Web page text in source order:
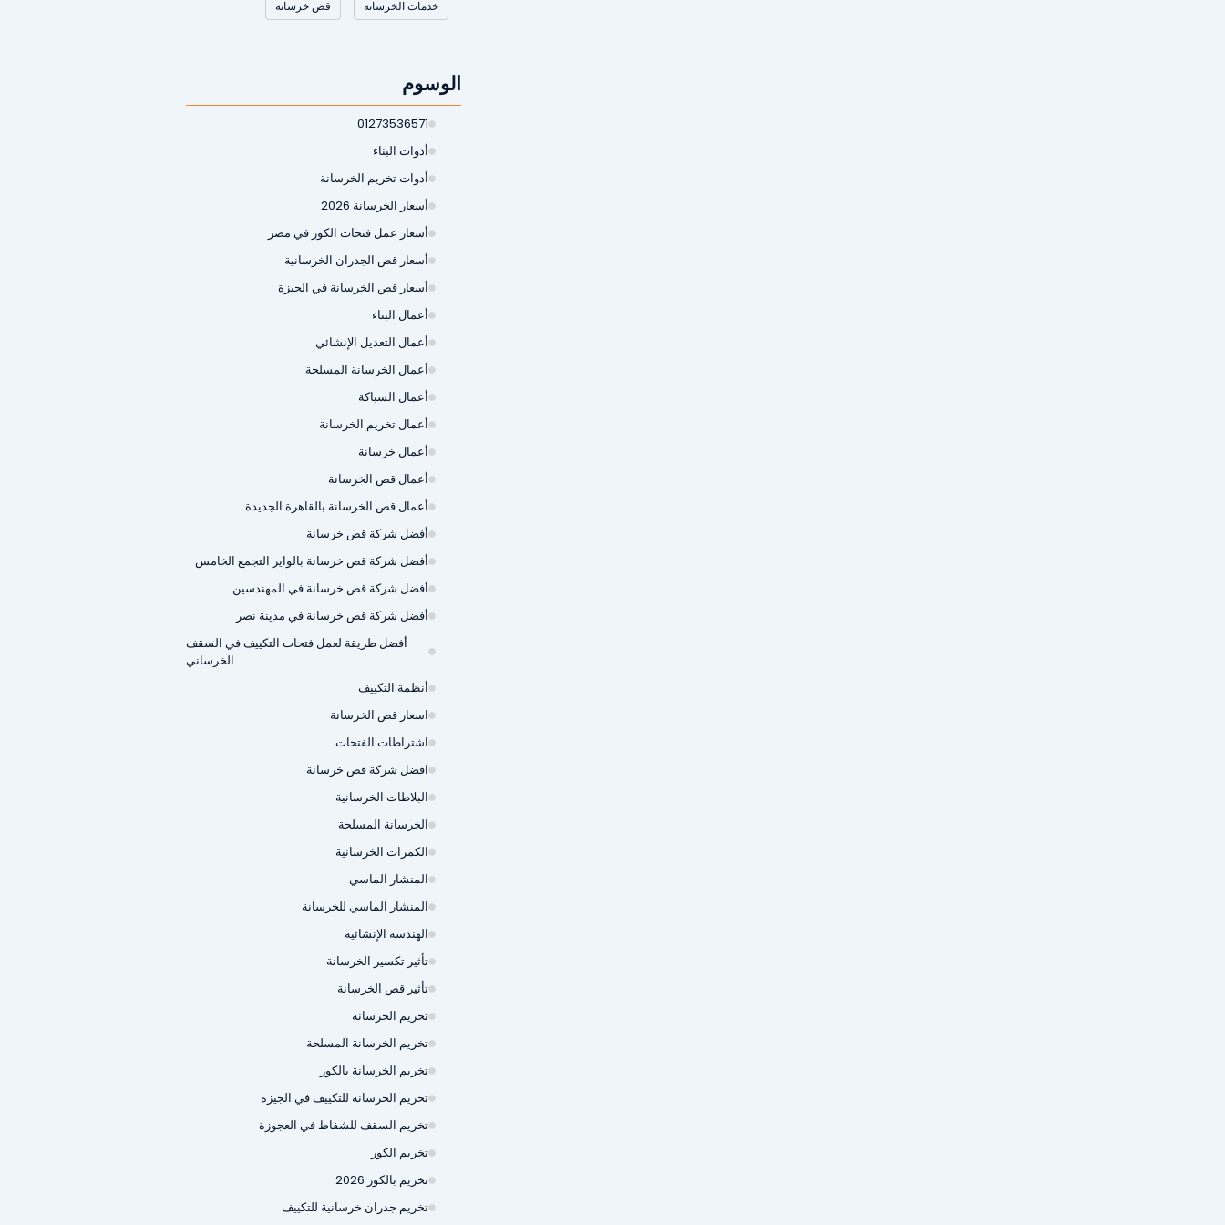
خدمات الخرسانة قص خرسانة
الوسوم
01273536571
أدوات البناء
أدوات تخريم الخرسانة
أسعار الخرسانة 2026
أسعار عمل فتحات الكور في مصر
أسعار قص الجدران الخرسانية
أسعار قص الخرسانة في الجيزة
أعمال البناء
أعمال التعديل الإنشائي
أعمال الخرسانة المسلحة
أعمال السباكة
أعمال تخريم الخرسانة
أعمال خرسانة
أعمال قص الخرسانة
أعمال قص الخرسانة بالقاهرة الجديدة
أفضل شركة قص خرسانة
أفضل شركة قص خرسانة بالواير التجمع الخامس
أفضل شركة قص خرسانة في المهندسين
أفضل شركة قص خرسانة في مدينة نصر
أفضل طريقة لعمل فتحات التكييف في السقف
الخرساني
أنظمة التكييف
اسعار قص الخرسانة
اشتراطات الفتحات
افضل شركة قص خرسانة
البلاطات الخرسانية
الخرسانة المسلحة
الكمرات الخرسانية
المنشار الماسي
المنشار الماسي للخرسانة
الهندسة الإنشائية
تأثير تكسير الخرسانة
تأثير قص الخرسانة
تخريم الخرسانة
تخريم الخرسانة المسلحة
تخريم الخرسانة بالكور
تخريم الخرسانة للتكييف في الجيزة
تخريم السقف للشفاط في العجوزة
تخريم الكور
تخريم بالكور 2026
تخريم جدران خرسانية للتكييف